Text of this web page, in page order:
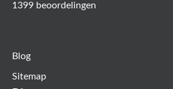
1399 beoordelingen
Blog
Sitemap